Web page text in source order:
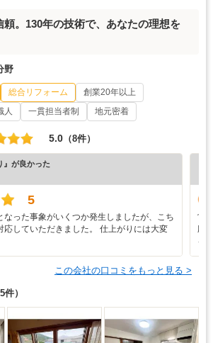
頼。130年の技術で、あなたの理想を
野
総合リフォーム
創業20年以上
人 一貫担当者制 地元密着
5.0 （8件）
』が良かった
5
なった事象がいくつか発生しましたが、こち
応していただきました。 仕上がりには大変
営
応
を
この会社の口コミをもっと見る >
件）